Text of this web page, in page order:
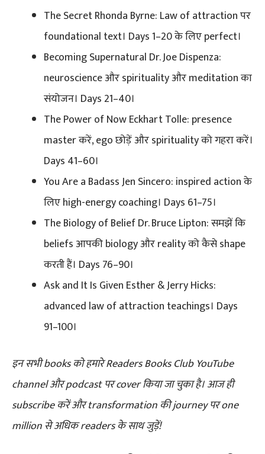
The Secret Rhonda Byrne: Law of attraction पर
foundational text। Days 1–20 के लिए perfect।
Becoming Supernatural Dr. Joe Dispenza:
neuroscience और spirituality और meditation का
संयोजन। Days 21–40।
The Power of Now Eckhart Tolle: presence
master करें, ego छोड़ें और spirituality को गहरा करें।
Days 41–60।
You Are a Badass Jen Sincero: inspired action के
लिए high-energy coaching। Days 61–75।
The Biology of Belief Dr. Bruce Lipton: समझें कि
beliefs आपकी biology और reality को कैसे shape
करती हैं। Days 76–90।
Ask and It Is Given Esther & Jerry Hicks:
advanced law of attraction teachings। Days
91–100।
इन सभी books को हमारे Readers Books Club YouTube
channel और podcast पर cover किया जा चुका है। आज ही
subscribe करें और transformation की journey पर one
million से अधिक readers के साथ जुड़ें!